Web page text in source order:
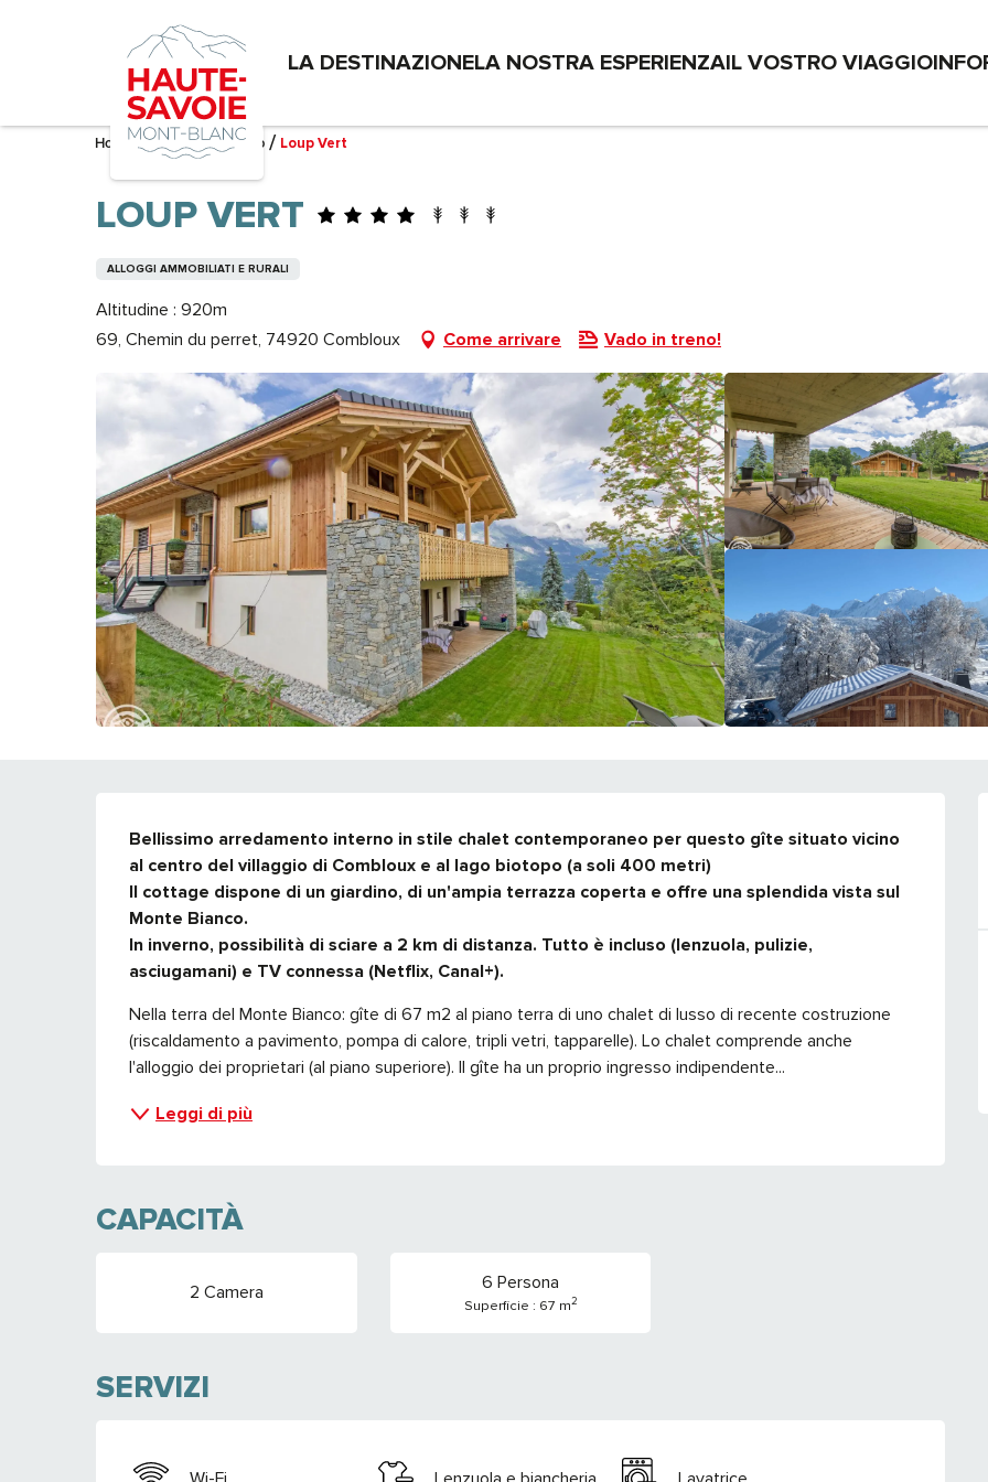
LA DESTINAZIONELA NOSTRA ESPERIENZAIL VOSTRO VIAGGIO
Home – Mi sto preparando Loup Vert
LOUP VERT
ALLOGGI AMMOBILIATI E RURALI
Altitudine : 920m
69, Chemin du perret, 74920 Combloux
Come arrivare Vado in treno!
DESCRIZIONE
Bellissimo arredamento interno in stile chalet contemporaneo per questo gîte situato vicino
al centro del villaggio di Combloux e al lago biotopo (a soli 400 metri)
Il cottage dispone di un giardino, di un'ampia terrazza coperta e offre una splendida vista sul
Monte Bianco.
In inverno, possibilità di sciare a 2 km di distanza. Tutto è incluso (lenzuola, pulizie,
asciugamani) e TV connessa (Netflix, Canal+).
Nella terra del Monte Bianco: gîte di 67 m2 al piano terra di uno chalet di lusso di recente costruzione
(riscaldamento a pavimento, pompa di calore, tripli vetri, tapparelle). Lo chalet comprende anche
l'alloggio dei proprietari (al piano superiore). Il gîte ha un proprio ingresso indipendente...
Leggi di più
CAPACITÀ
2 Camera 6 Persona
Superficie : 67 m2
SERVIZI